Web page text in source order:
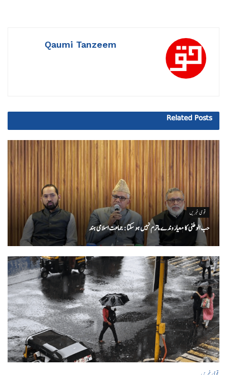
Qaumi Tanzeem
Related Posts
قومی خبریں
حب الوطنی کا معیار وندے ماترم نہیں ہو سکتا : جماعت اسلامی ہند
قومی خبریں